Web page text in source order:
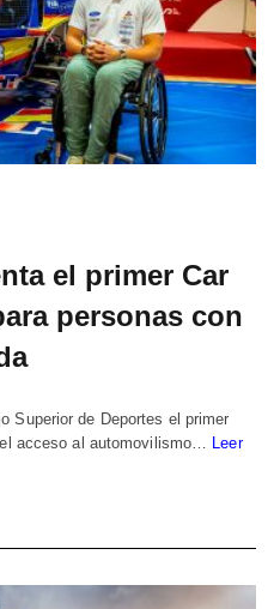
el primer Car
personas con
Superior de Deportes el primer
acceso al automovilismo… Leer